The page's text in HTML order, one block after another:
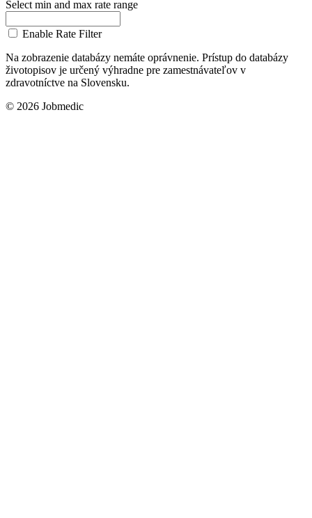
Select min and max rate range
Enable Rate Filter
Na zobrazenie databázy nemáte oprávnenie. Prístup do databázy
životopisov je určený výhradne pre zamestnávateľov v
zdravotníctve na Slovensku.
© 2026 Jobmedic